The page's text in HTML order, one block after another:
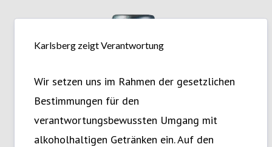
Karlsberg zeigt Verantwortung
Wir setzen uns im Rahmen der gesetzlichen
Bestimmungen für den
verantwortungsbewussten Umgang mit
alkoholhaltigen Getränken ein. Auf den